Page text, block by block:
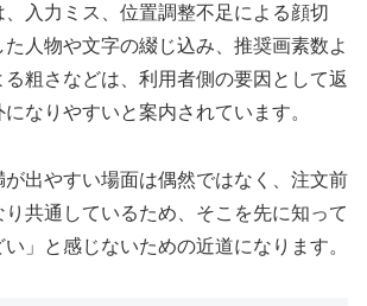
入力ミス、位置調整不足による顔切
人物や文字の綴じ込み、推奨画素数よ
る粗さなどは、利用者側の要因として返
なりやすいと案内されています。
出やすい場面は偶然ではなく、注文前
共通しているため、そこを先に知って
」と感じないための近道になります。